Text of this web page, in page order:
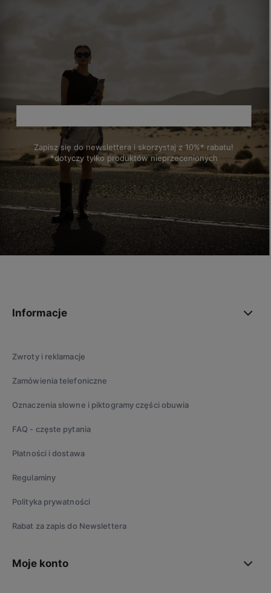
Zapisz się do newslettera i skorzystaj z 10%* rabatu!
*dotyczy tylko produktów nieprzecenionych
Informacje
Zwroty i reklamacje
Zamówienia telefoniczne
Oznaczenia słowne i piktogramy części obuwia
FAQ - częste pytania
Płatności i dostawa
Regulaminy
Polityka prywatności
Rabat za zapis do Newslettera
Moje konto